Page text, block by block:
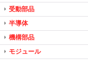
受動部品
半導体
機構部品
モジュール